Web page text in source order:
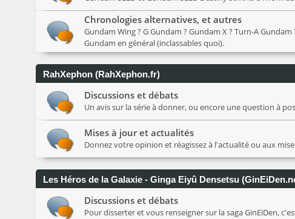
Chronologies alternatives, et autres
Gundam Wing ? G Gundam ? Gundam X ? Turn-A
Gundam en général (inclassables quoi).
RahXephon (RahXephon.fr)
Discussions et débats
Un avis sur la série à donner, ou encore une question à
Mises à jour et actualités
Donnez votre opinion et réagissez à l'actualité ou aux
Les Héros de la Galaxie - Ginga Eiyû Densetsu
Discussions et débats
Pour disserter et vous renseigner sur la saga GinEiDen,